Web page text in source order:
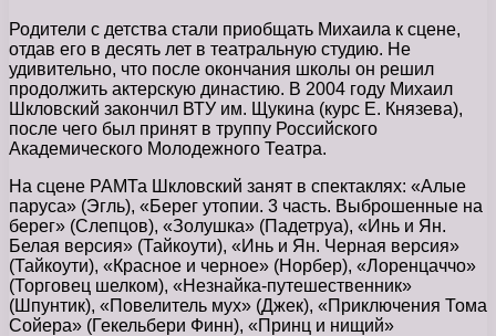
Родители с детства стали приобщать Михаила к сцене,
отдав его в десять лет в театральную студию. Не
удивительно, что после окончания школы он решил
продолжить актерскую династию. В 2004 году Михаил
Шкловский закончил ВТУ им. Щукина (курс Е. Князева),
после чего был принят в труппу Российского
Академического Молодежного Театра.
На сцене РАМТа Шкловский занят в спектаклях: «Алые
паруса» (Эгль), «Берег утопии. 3 часть. Выброшенные на
берег» (Слепцов), «Золушка» (Падетруа), «Инь и Ян.
Белая версия» (Тайкоути), «Инь и Ян. Черная версия»
(Тайкоути), «Красное и черное» (Норбер), «Лоренцаччо»
(Торговец шелком), «Незнайка-путешественник»
(Шпунтик), «Повелитель мух» (Джек), «Приключения Тома
Сойера» (Гекельбери Финн), «Принц и нищий»